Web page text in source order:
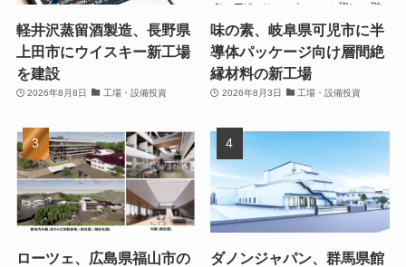
軽井沢蒸留酒製造、長野県
上田市にウイスキー新工場
を建設
2026年8月8日 工場・設備投資
味の素、岐阜県可児市に半
導体パッケージ向け層間絶
縁材料の新工場
2026年8月3日 工場・設備投資
ローツェ、広島県福山市の
ダノンジャパン、群馬県館